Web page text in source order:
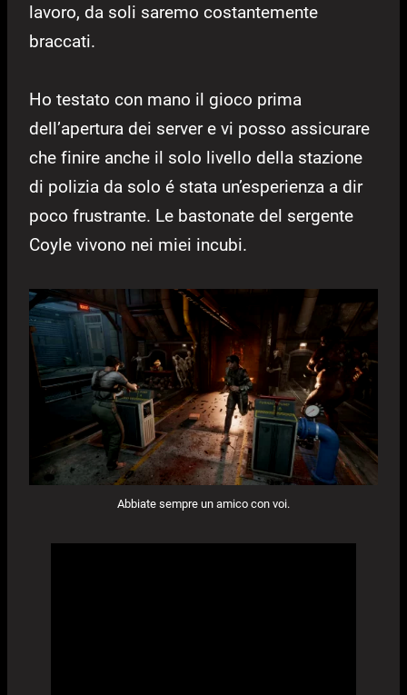
lavoro, da soli saremo costantemente
braccati.
Ho testato con mano il gioco prima
dell’apertura dei server e vi posso assicurare
che finire anche il solo livello della stazione
di polizia da solo é stata un’esperienza a dir
poco frustrante. Le bastonate del sergente
Coyle vivono nei miei incubi.
Abbiate sempre un amico con voi.